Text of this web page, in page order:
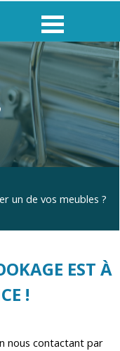
un de vos meubles ?
EST À
!
nous contactant par